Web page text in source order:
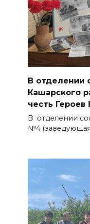
В отделении
Кашарского
честь Героев
В отделении
№4